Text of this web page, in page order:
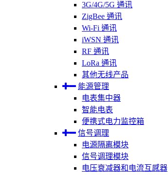
3G/4G/5G 通讯
ZigBee 通讯
Wi-Fi 通讯
iWSN 通讯
RF 通讯
LoRa 通讯
其他无线产品
能源管理
电表集中器
智能电表
便携式电力监控箱
信号调理
电源隔离模块
信号调理模块
电压衰减器和电流互感器